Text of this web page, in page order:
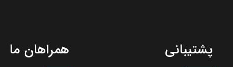
پشتیبانی همراهان ما